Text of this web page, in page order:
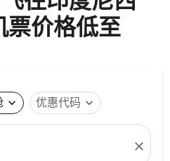
票价格低至
expand_more 优惠代码 expand_more
close